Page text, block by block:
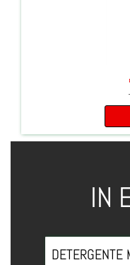
IN
DETERGENTE